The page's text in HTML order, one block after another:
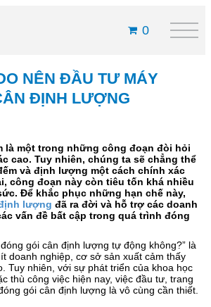
0
NÊN ĐẦU TƯ MÁY
ĐỊNH LƯỢNG
là một trong những công đoạn đòi hỏi
cao. Tuy nhiên, chúng ta sẽ chẳng thể
và định lượng một cách chính xác
công đoạn này còn tiêu tốn khá nhiều
Để khắc phục những hạn chế này,
lượng đã ra đời và hỗ trợ các doanh
vấn đề bất cập trong quá trình đóng
gói cân định lượng tự động không?” là
doanh nghiệp, cơ sở sản xuất cảm thấy
Tuy nhiên, với sự phát triển của khoa học
thù công việc hiện nay, việc đầu tư, trang
gói cân định lượng là vô cùng cần thiết.